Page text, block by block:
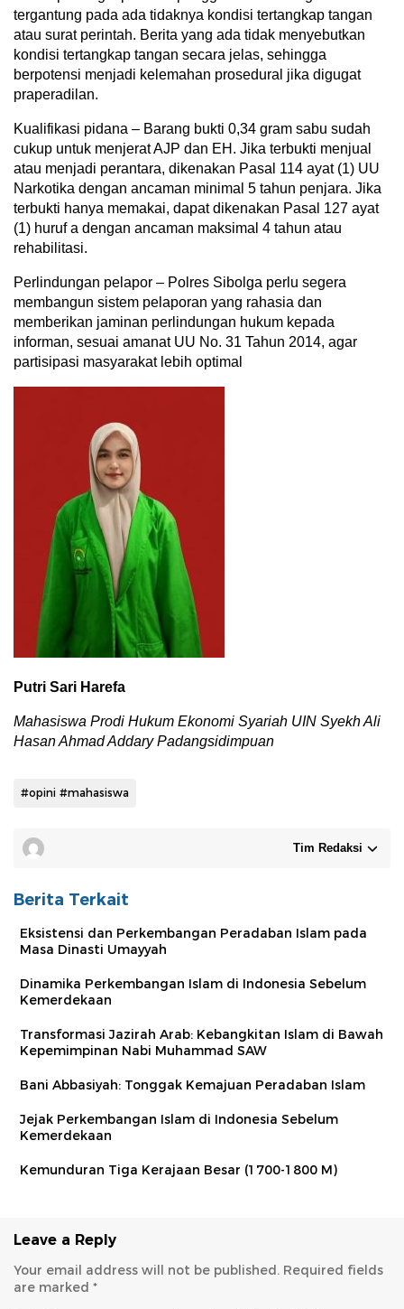
tergantung pada ada tidaknya kondisi tertangkap tangan
atau surat perintah. Berita yang ada tidak menyebutkan
kondisi tertangkap tangan secara jelas, sehingga
berpotensi menjadi kelemahan prosedural jika digugat
praperadilan.
Kualifikasi pidana – Barang bukti 0,34 gram sabu sudah
cukup untuk menjerat AJP dan EH. Jika terbukti menjual
atau menjadi perantara, dikenakan Pasal 114 ayat (1) UU
Narkotika dengan ancaman minimal 5 tahun penjara. Jika
terbukti hanya memakai, dapat dikenakan Pasal 127 ayat
(1) huruf a dengan ancaman maksimal 4 tahun atau
rehabilitasi.
Perlindungan pelapor – Polres Sibolga perlu segera
membangun sistem pelaporan yang rahasia dan
memberikan jaminan perlindungan hukum kepada
informan, sesuai amanat UU No. 31 Tahun 2014, agar
partisipasi masyarakat lebih optimal
Putri Sari Harefa
Mahasiswa Prodi Hukum Ekonomi Syariah UIN Syekh Ali
Hasan Ahmad Addary Padangsidimpuan
#opini #mahasiswa
Tim Redaksi
Berita Terkait
Eksistensi dan Perkembangan Peradaban Islam pada
Masa Dinasti Umayyah
Dinamika Perkembangan Islam di Indonesia Sebelum
Kemerdekaan
Transformasi Jazirah Arab: Kebangkitan Islam di Bawah
Kepemimpinan Nabi Muhammad SAW
Bani Abbasiyah: Tonggak Kemajuan Peradaban Islam
Jejak Perkembangan Islam di Indonesia Sebelum
Kemerdekaan
Kemunduran Tiga Kerajaan Besar (1700-1800 M)
Leave a Reply
Your email address will not be published. Required fields
are marked *